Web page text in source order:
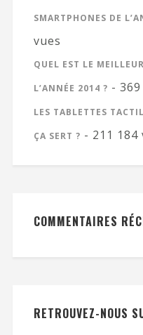
SMARTPHONES DE
vues
QUEL EST LE
L’ANNÉE 2014 ? -
LES TABLETTES
ÇA SERT ? - 211 184
COMMENTAIRES
RETROUVEZ-NOUS